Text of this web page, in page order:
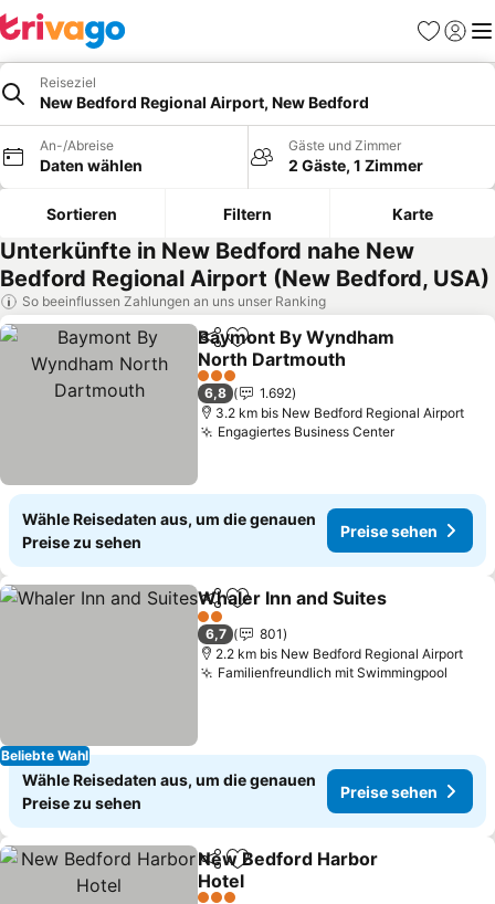
Favoriten
Reiseziel
New Bedford Regional Airport, New Bedford
An-/Abreise
Daten wählen
Gäste und Zimmer
2 Gäste, 1 Zimmer
Sortieren Filtern Karte
Unterkünfte in New Bedford nahe New
Bedford Regional Airport (New Bedford, USA)
So beeinflussen Zahlungen an uns unser Ranking
TeilenZu Favoriten hinzufügen
Baymont By Wyndham
North Dartmouth
3 Sterne
6,8
1.692
3.2 km bis New Bedford Regional Airport
Engagiertes Business Center
Wähle Reisedaten aus, um die genauen
Preise zu sehen
Preise sehen
Beliebte Wahl
TeilenZu Favoriten hinzufügen
Whaler Inn and Suites
2 Sterne
6,7
801
2.2 km bis New Bedford Regional Airport
Familienfreundlich mit Swimmingpool
Wähle Reisedaten aus, um die genauen
Preise zu sehen
Preise sehen
TeilenZu Favoriten hinzufügen
New Bedford Harbor
Hotel